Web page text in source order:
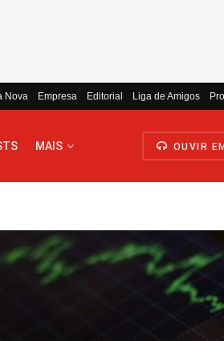
Nova Empresa Editorial Liga de Amigos
MAIS OUVIR